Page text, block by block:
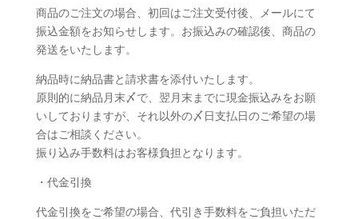
商品のご注文の場合、初回はご注文受付後、メールにて
振込金額をお知らせします。お振込みの確認後、商品の
発送をいたします。
納品時に納品書と請求書を添付いたします。
原則的に納品月末〆で、翌月末までに現金振込みをお願
いしておりますが、それ以外の〆日支払日のご希望の場
合はご相談ください。
振り込み手数料はお客様負担となります。
・代金引換
代金引換をご希望の場合、代引き手数料をご負担いただ